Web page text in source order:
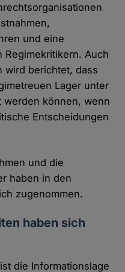
und eine
Regimekritikern. Auch
wird berichtet, dass
Lager unter
werden können, wenn
Entscheidungen
und die
haben in den
zugenommen.
haben sich
die Informationslage